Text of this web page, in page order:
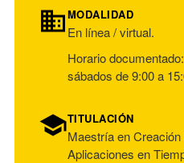
MODALIDAD
En línea / virtual.
Horario
sábados de 9:00 a
TITULACIÓN
Maestría en
Aplicaciones en